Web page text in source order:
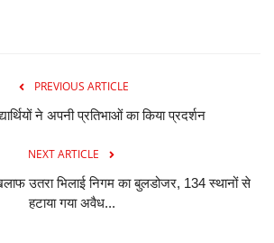
PREVIOUS ARTICLE
ने अपनी प्रतिभाओं का किया प्रदर्शन
NEXT ARTICLE
उतरा भिलाई निगम का बुलडोजर, 134 स्थानों से
हटाया गया अवैध...